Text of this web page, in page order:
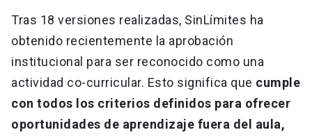
Tras 18 versiones realizadas, SinLímites ha
obtenido recientemente la aprobación
institucional para ser reconocido como una
actividad co-curricular. Esto significa que cumple
con todos los criterios definidos para ofrecer
oportunidades de aprendizaje fuera del aula,